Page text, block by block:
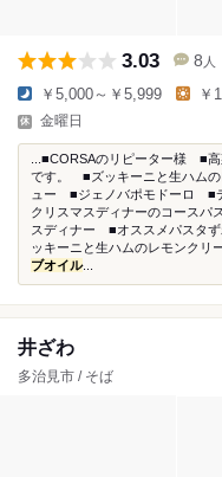
3.03 8 人
￥5,000～￥5,999 ￥
金曜日
...■CORSAのリピーター様 ■
です。 ■ズッキーニと生ハム
ュー ■ジェノバポモドーロ ■
クリスマスディナーのコース
スディナー ■オススメパスタ
ッキーニと生ハムのレモンク
ブオイル...
井ざわ
多治見市 / そば